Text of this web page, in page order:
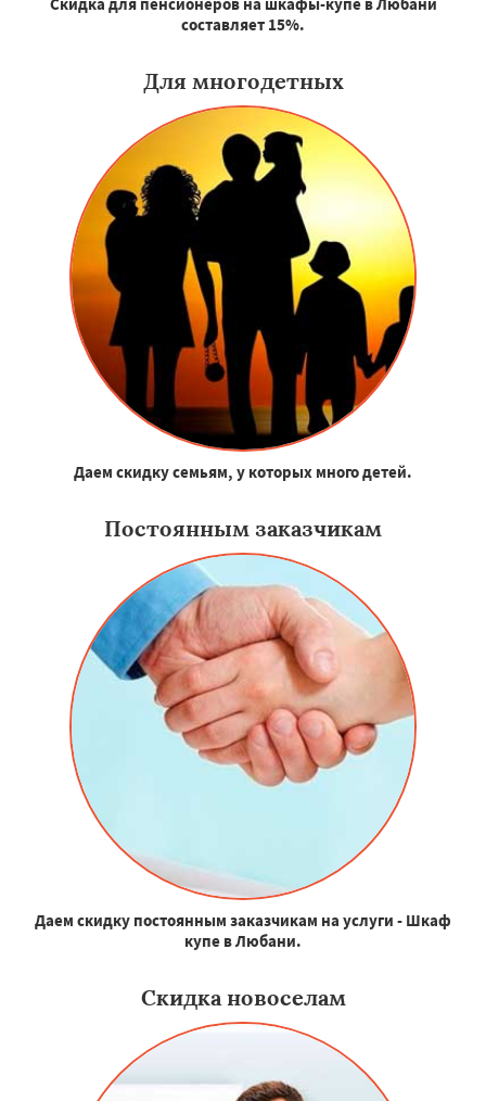
составляет 15%.
Для многодетных
Даем скидку семьям, у которых много детей.
Постоянным заказчикам
Даем скидку постоянным заказчикам на услуги - Шкаф
купе в Любани.
Скидка новоселам